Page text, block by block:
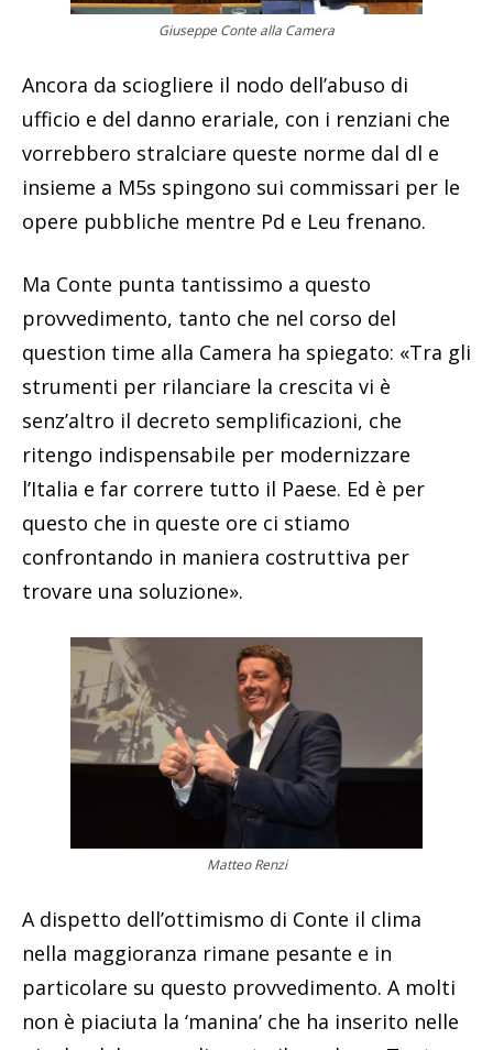
Giuseppe Conte alla Camera
Ancora da sciogliere il nodo dell’abuso di
ufficio e del danno erariale, con i renziani che
vorrebbero stralciare queste norme dal dl e
insieme a M5s spingono sui commissari per le
opere pubbliche mentre Pd e Leu frenano.
Ma Conte punta tantissimo a questo
provvedimento, tanto che nel corso del
question time alla Camera ha spiegato: «Tra gli
strumenti per rilanciare la crescita vi è
senz’altro il decreto semplificazioni, che
ritengo indispensabile per modernizzare
l’Italia e far correre tutto il Paese. Ed è per
questo che in queste ore ci stiamo
confrontando in maniera costruttiva per
trovare una soluzione».
Matteo Renzi
A dispetto dell’ottimismo di Conte il clima
nella maggioranza rimane pesante e in
particolare su questo provvedimento. A molti
non è piaciuta la ‘manina’ che ha inserito nelle